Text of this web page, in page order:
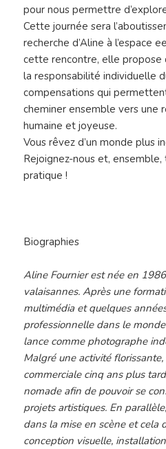
pour nous permettre
Cette journée sera
recherche d’Aline à l’espace
cette rencontre, elle propose
la responsabilité individuelle
compensations qui
cheminer ensemble vers une
humaine et joyeuse.
Vous rêvez d’un monde plus
Rejoignez-nous et,
pratique !
Biographies
Aline Fournier est née en
valaisannes. Après une
multimédia et quelques
professionnelle dans le
lance comme photographe
Malgré une activité
commerciale cinq ans plus
nomade afin de pouvoir se
projets artistiques. En
dans la mise en scène et cela
conception visuelle,